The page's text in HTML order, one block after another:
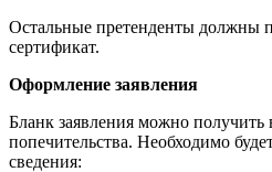
Остальные претенденты должны
сертификат.
Оформление заявления
Бланк заявления можно получить
попечительства. Необходимо
сведения: